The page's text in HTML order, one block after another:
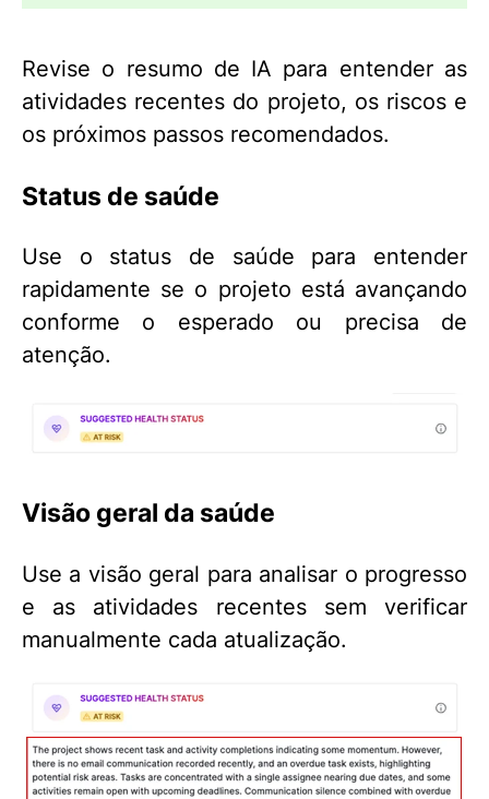
Revise o resumo de IA para entender as
atividades recentes do projeto, os riscos e
os próximos passos recomendados.
Status de saúde
Use o status de saúde para entender
rapidamente se o projeto está avançando
conforme o esperado ou precisa de
atenção.
Visão geral da saúde
Use a visão geral para analisar o progresso
e as atividades recentes sem verificar
manualmente cada atualização.